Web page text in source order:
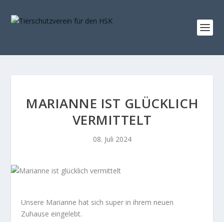
MARIANNE IST GLÜCKLICH
VERMITTELT
08. Juli 2024
Unsere Marianne hat sich super in ihrem neuen
Zuhause eingelebt.